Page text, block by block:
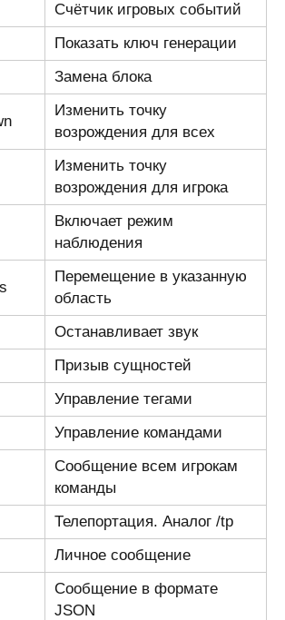
Счётчик игровых событий
Показать ключ генерации
Замена блока
Изменить точку
возрождения для всех
Изменить точку
возрождения для игрока
Включает режим
наблюдения
Перемещение в указанную
область
Останавливает звук
Призыв сущностей
Управление тегами
Управление командами
Сообщение всем игрокам
команды
Телепортация. Аналог /tp
Личное сообщение
Сообщение в формате
JSON